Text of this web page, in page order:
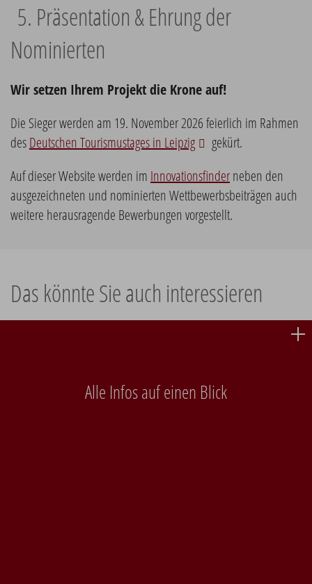
5. Präsentation & Ehrung der
Nominierten
Wir setzen Ihrem Projekt die Krone auf!
Die Sieger werden am 19. November 2026 feierlich im Rahmen
desDeutschen Tourismustages in Leipzig
gekürt.
Auf dieser Website werden im Innovationsfinderneben den
ausgezeichneten und nominierten Wettbewerbsbeiträgen auch
weitere herausragende Bewerbungen vorgestellt.
Das könnte Sie auch interessieren
Alle Infos auf einen Blick